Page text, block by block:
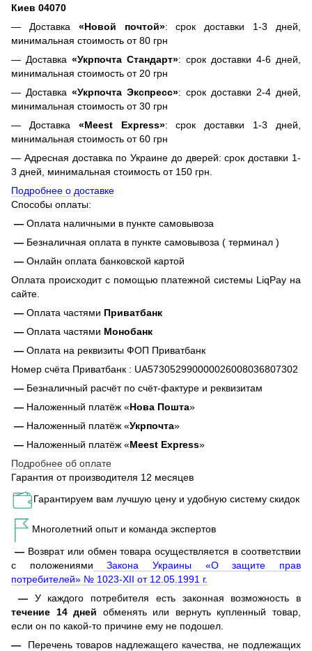
Киев 04070
— Доставка «Новой почтой»: срок доставки 1-3 дней,
минимальная стоимость от 80 грн
— Доставка «Укрпочта Стандарт»: срок доставки 4-6 дней,
минимальная стоимость от 20 грн
— Доставка «Укрпочта Экспресс»: срок доставки 2-4 дней,
минимальная стоимость от 30 грн
— Доставка «Meest Express»: срок доставки 1-3 дней,
минимальная стоимость от 60 грн
— Адресная доставка по Украине до дверей: срок доставки 1-
3 дней, минимальная стоимость от 150 грн.
Подробнее о доставке
Способы оплаты:
— Оплата наличными в пункте самовывоза
— Безналичная оплата в пункте самовывоза ( терминал )
— Онлайн оплата банковской картой
Оплата происходит с помощью платежной системы LiqPay на
сайте.
— Оплата частями Приватбанк
— Оплата частями Монобанк
— Оплата на реквизиты ФОП Приватбанк
Номер счёта Приватбанк : UA573052990000026008036807302
— Безналичный расчёт по счёт-фактуре и реквизитам
— Наложенный платёж «Нова Пошта»
— Наложенный платёж «Укрпочта»
— Наложенный платёж «Meest Express»
Подробнее об оплате
Гарантия от производителя 12 месяцев
Гарантируем вам лучшую цену и удобную систему скидок
Многолетний опыт и команда экспертов
— Возврат или обмен товара осуществляется в соответствии
с положениями Закона Украины «О защите прав
потребителей» № 1023-XII от 12.05.1991 г.
— У каждого потребителя есть законная возможность в
течение 14 дней обменять или вернуть купленный товар,
если он по какой-то причине ему не подошел.
—
Перечень товаров надлежащего качества, не подлежащих